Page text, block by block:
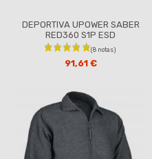
DEPORTIVA UPOWER SABER
RED360 S1P ESD
91,61 €